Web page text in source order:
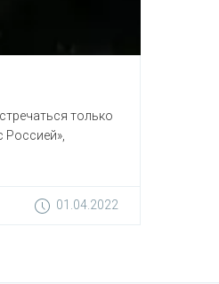
только
Россией»,
01.04.2022